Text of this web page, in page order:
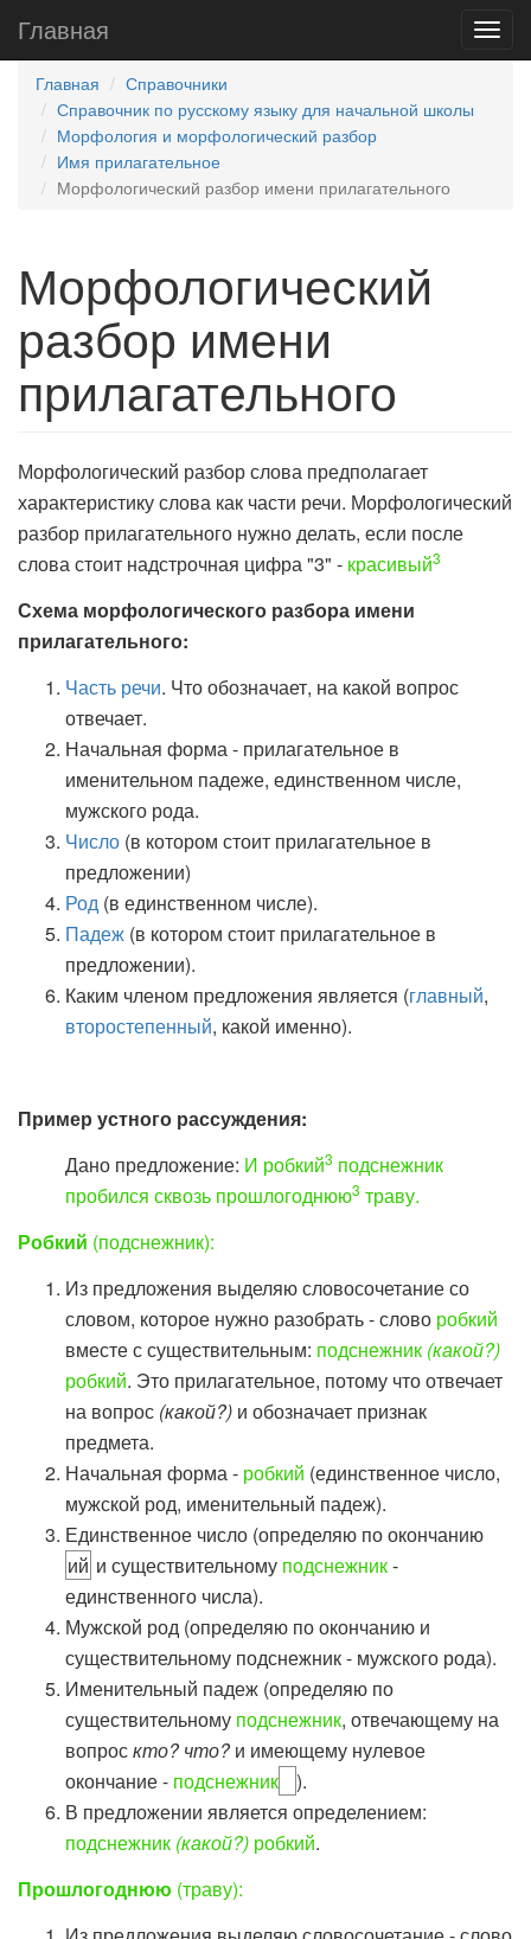
Главная
Главная
Справочники
Справочник по русскому языку для начальной школы
Морфология и морфологический разбор
Имя прилагательное
Морфологический разбор имени прилагательного
Морфологический
разбор имени
прилагательного
Морфологический разбор слова предполагает
характеристику слова как части речи. Морфологический
разбор прилагательного нужно делать, если после
слова стоит надстрочная цифра "3" - красивый3
Схема морфологического разбора имени
прилагательного:
Часть речи. Что обозначает, на какой вопрос
отвечает.
Начальная форма - прилагательное в
именительном падеже, единственном числе,
мужского рода.
Число (в котором стоит прилагательное в
предложении)
Род (в единственном числе).
Падеж (в котором стоит прилагательное в
предложении).
Каким членом предложения является (главный,
второстепенный, какой именно).
Пример устного рассуждения:
Дано предложение: И робкий3 подснежник
пробился сквозь прошлогоднюю3 траву.
Робкий (подснежник):
Из предложения выделяю словосочетание со
словом, которое нужно разобрать - слово робкий
вместе с существительным: подснежник (какой?)
робкий. Это прилагательное, потому что отвечает
на вопрос (какой?) и обозначает признак
предмета.
Начальная форма - робкий (единственное число,
мужской род, именительный падеж).
Единственное число (определяю по окончанию
ий и существительному подснежник-
единственного числа).
Мужской род (определяю по окончанию и
существительному подснежник - мужского рода).
Именительный падеж (определяю по
существительному подснежник, отвечающему на
вопроскто? что?и имеющему нулевое
окончание - подснежник
).
В предложении является определением:
подснежник (какой?) робкий.
Прошлогоднюю (траву):